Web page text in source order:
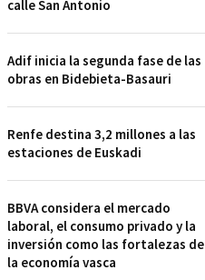
calle San Antonio
Adif inicia la segunda fase de las
obras en Bidebieta-Basauri
Renfe destina 3,2 millones a las
estaciones de Euskadi
BBVA considera el mercado
laboral, el consumo privado y la
inversión como las fortalezas de
la economía vasca